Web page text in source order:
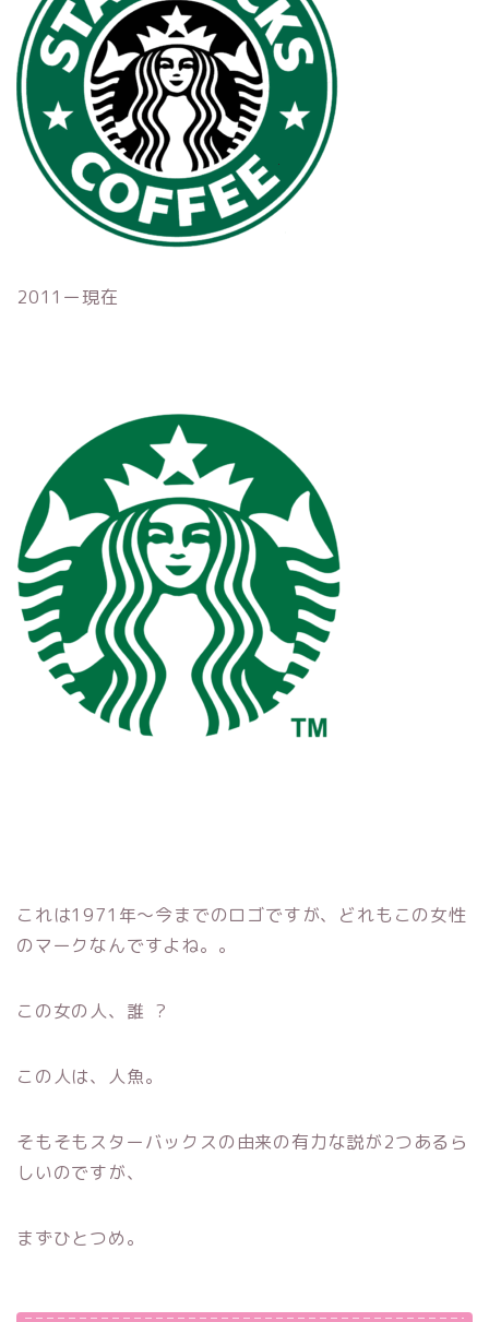
2011ー現在
これは1971年〜今までのロゴですが、どれもこの女性
のマークなんですよね。。
この女の人、誰 ?
この人は、人魚。
そもそもスターバックスの由来の有力な説が2つあるら
しいのですが、
まずひとつめ。